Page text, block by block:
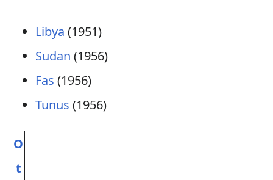
Libya (1951)
Sudan (1956)
Fas (1956)
Tunus (1956)
O
t